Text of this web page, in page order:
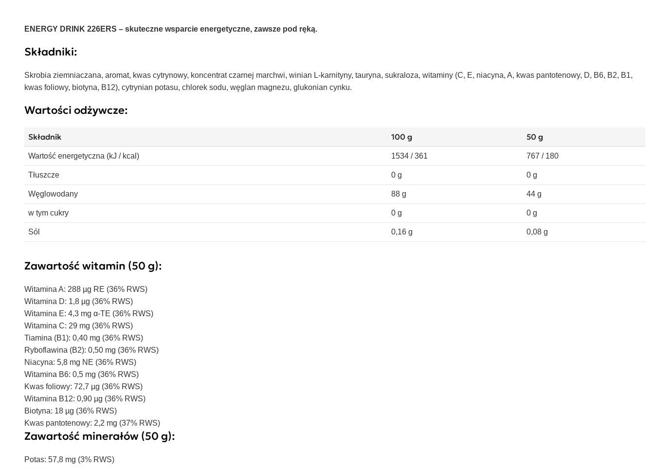
ENERGY DRINK 226ERS – skuteczne wsparcie energetyczne, zawsze pod ręką.
Składniki:
Skrobia ziemniaczana, aromat, kwas cytrynowy, koncentrat czarnej marchwi, winian L-karnityny, tauryna, sukraloza, witaminy (C, E, niacyna, A, kwas pantotenowy, D, B6, B2, B1,
kwas foliowy, biotyna, B12), cytrynian potasu, chlorek sodu, węglan magnezu, glukonian cynku.
Wartości odżywcze:
Składnik 100 g 50 g
Wartość energetyczna (kJ / kcal) 1534 / 361 767 / 180
Tłuszcze 0 g 0 g
Węglowodany 88 g 44 g
w tym cukry 0 g 0 g
Sól 0,16 g 0,08 g
Zawartość witamin (50 g):
Witamina A: 288 µg RE (36% RWS)
Witamina D: 1,8 µg (36% RWS)
Witamina E: 4,3 mg α-TE (36% RWS)
Witamina C: 29 mg (36% RWS)
Tiamina (B1): 0,40 mg (36% RWS)
Ryboflawina (B2): 0,50 mg (36% RWS)
Niacyna: 5,8 mg NE (36% RWS)
Witamina B6: 0,5 mg (36% RWS)
Kwas foliowy: 72,7 µg (36% RWS)
Witamina B12: 0,90 µg (36% RWS)
Biotyna: 18 µg (36% RWS)
Kwas pantotenowy: 2,2 mg (37% RWS)
Zawartość minerałów (50 g):
Potas: 57,8 mg (3% RWS)